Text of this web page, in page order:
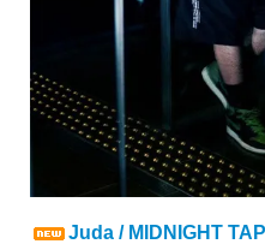
Juda / MIDNIGHT